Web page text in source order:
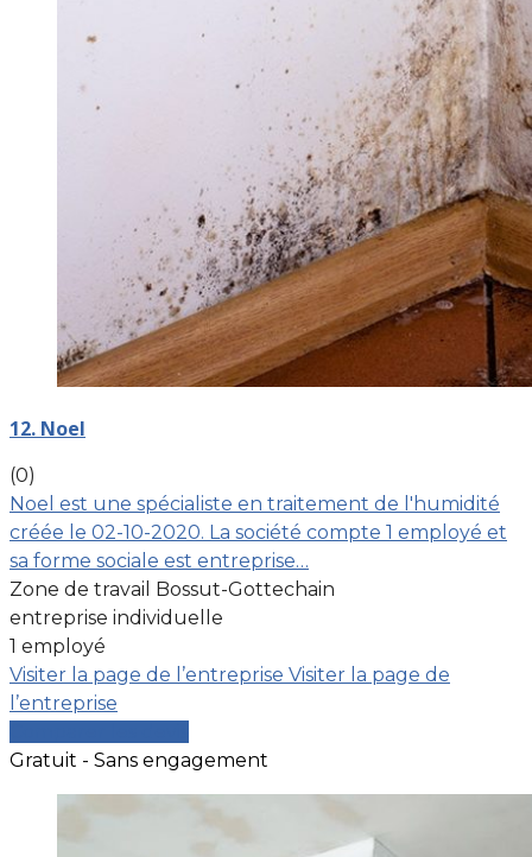
12. Noel
(0)
Noel est une spécialiste en traitement de l'humidité
créée le 02-10-2020. La société compte 1 employé et
sa forme sociale est entreprise…
Zone de travail Bossut-Gottechain
entreprise individuelle
1 employé
Visiter la page de l’entreprise Visiter la page de
l’entreprise
Gratuit - Sans engagement